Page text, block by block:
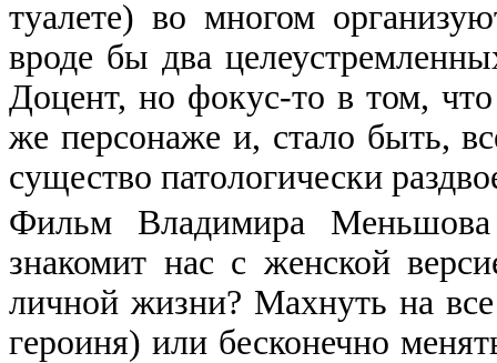
туалете) во многом
вроде бы два
Доцент, но фокус-то в том,
же персонаже и, стало быть,
существо патологически
Фильм Владимира
знакомит нас с женской
личной жизни? Махнуть на
героиня) или бесконечно